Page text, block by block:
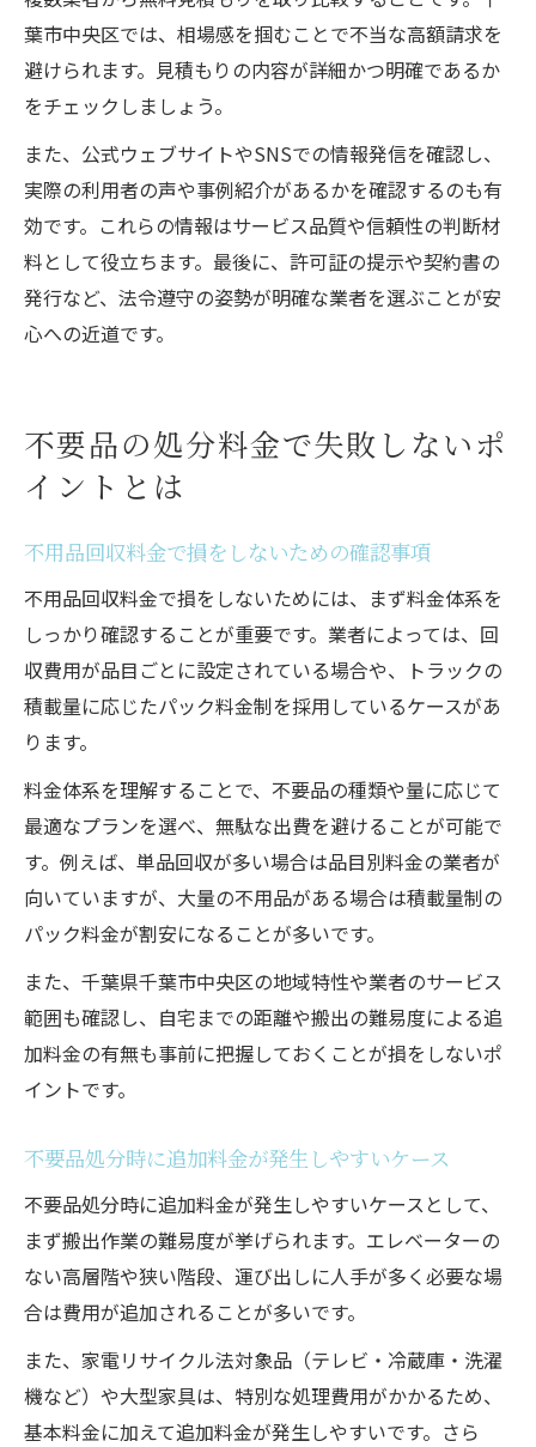
葉市中央区では、相場感を掴むことで不当な高額請求を
避けられます。見積もりの内容が詳細かつ明確であるか
をチェックしましょう。
また、公式ウェブサイトやSNSでの情報発信を確認し、
実際の利用者の声や事例紹介があるかを確認するのも有
効です。これらの情報はサービス品質や信頼性の判断材
料として役立ちます。最後に、許可証の提示や契約書の
発行など、法令遵守の姿勢が明確な業者を選ぶことが安
心への近道です。
不要品の処分料金で失敗しないポ
イントとは
不用品回収料金で損をしないための確認事項
不用品回収料金で損をしないためには、まず料金体系を
しっかり確認することが重要です。業者によっては、回
収費用が品目ごとに設定されている場合や、トラックの
積載量に応じたパック料金制を採用しているケースがあ
ります。
料金体系を理解することで、不要品の種類や量に応じて
最適なプランを選べ、無駄な出費を避けることが可能で
す。例えば、単品回収が多い場合は品目別料金の業者が
向いていますが、大量の不用品がある場合は積載量制の
パック料金が割安になることが多いです。
また、千葉県千葉市中央区の地域特性や業者のサービス
範囲も確認し、自宅までの距離や搬出の難易度による追
加料金の有無も事前に把握しておくことが損をしないポ
イントです。
不要品処分時に追加料金が発生しやすいケース
不要品処分時に追加料金が発生しやすいケースとして、
まず搬出作業の難易度が挙げられます。エレベーターの
ない高層階や狭い階段、運び出しに人手が多く必要な場
合は費用が追加されることが多いです。
また、家電リサイクル法対象品（テレビ・冷蔵庫・洗濯
機など）や大型家具は、特別な処理費用がかかるため、
基本料金に加えて追加料金が発生しやすいです。さら